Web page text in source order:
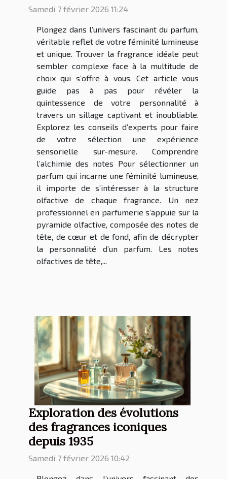
Samedi 7 février 2026 11:24
Plongez dans l’univers fascinant du parfum,
véritable reflet de votre féminité lumineuse
et unique. Trouver la fragrance idéale peut
sembler complexe face à la multitude de
choix qui s’offre à vous. Cet article vous
guide pas à pas pour révéler la
quintessence de votre personnalité à
travers un sillage captivant et inoubliable.
Explorez les conseils d’experts pour faire
de votre sélection une expérience
sensorielle sur-mesure. Comprendre
l’alchimie des notes Pour sélectionner un
parfum qui incarne une féminité lumineuse,
il importe de s’intéresser à la structure
olfactive de chaque fragrance. Un nez
professionnel en parfumerie s’appuie sur la
pyramide olfactive, composée des notes de
tête, de cœur et de fond, afin de décrypter
la personnalité d’un parfum. Les notes
olfactives de tête,...
Exploration des évolutions
des fragrances iconiques
depuis 1935
Samedi 7 février 2026 10:42